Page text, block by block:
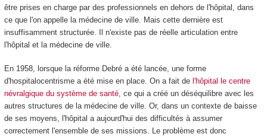
être prises en charge par des professionnels en dehors de l'hôpital, dans
ce que l'on appelle la médecine de ville. Mais cette dernière est
insuffisamment structurée. Il n'existe pas de réelle articulation entre
l'hôpital et la médecine de ville.
En 1958, lorsque la réforme Debré a été lancée, une forme
d'hospitalocentrisme a été mise en place. On a fait de l'hôpital le centre
névralgique du système de santé, ce qui a créé un déséquilibre avec les
autres structures de la médecine de ville. Or, dans un contexte de baisse
de ses moyens, l'hôpital a aujourd'hui des difficultés à assumer
correctement l'ensemble de ses missions. Le problème est donc